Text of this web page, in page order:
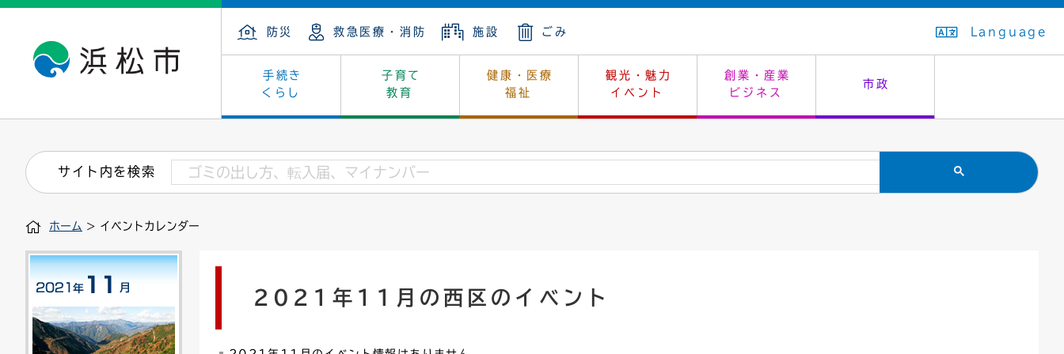
防災 救急医療・消防 施設 ごみ Language
手続き
くらし
子育て
教育
健康・医療
福祉
観光・魅力
イベント
創業・産業
ビジネス
市政
戸籍・住民の手続き 保険・年金 上下水道 生活排水
住まい・建築 墓地・斎場 消費生活 市民安全
税金
道路・交通・河川
印鑑登録証明書 戸籍謄本・抄本 住所変更
道路台帳
子育て・青少年・若者 教育 生涯学習 教育委員会
看護専門学校 学級閉鎖 幼稚園一覧 入学式・卒業式
小学校一覧
健康・医療 福祉 休日当番医 救急・夜間診療
介護保険 保健所 感染症
文化・芸術 文化財 レジャー・スポーツ 施設予約（まつぼっくり）
浜松・浜名湖だいすきネット はじめよう、ハマライフ はたちの集い
産業振興 カーボンニュートラル 土地 指定管理者制度
発注情報(入札・契約) 福祉・介護 環境対策 公共事業の技術監理
募集
市の概要 庁舎案内 市長の部屋 議会
外郭団体 統計 選挙 オープンデータ
職員採用
行政区
会議 情報公開・個人情報 監査
附属機関
サイト内を検索
ホーム > イベントカレンダー
2021年11月の西区のイベント